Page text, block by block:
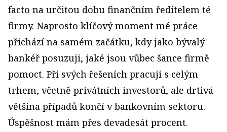
facto na určitou dobu finančním ředitelem té
firmy. Naprosto klíčový moment mé práce
přichází na samém začátku, kdy jako bývalý
bankéř posuzuji, jaké jsou vůbec šance firmě
pomoct. Při svých řešeních pracuji s celým
trhem, včetně privátních investorů, ale drtivá
většina případů končí v bankovním sektoru.
Úspěšnost mám přes devadesát procent.